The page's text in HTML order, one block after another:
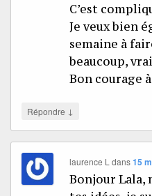
C’est
Je veux bien
semaine à
beaucoup,
Bon courage
Répondre ↓
laurence L dans15
Bonjour Lala,